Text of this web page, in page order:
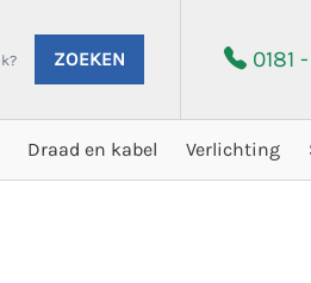
ZOEKEN 0181
Draad en kabel Verlichting